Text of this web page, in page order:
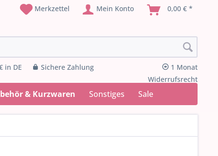
Merkzettel Mein Konto 0,00 € *
in DE Sichere Zahlung
1 Monat
Widerrufsrecht
& Kurzwaren Sonstiges Sale